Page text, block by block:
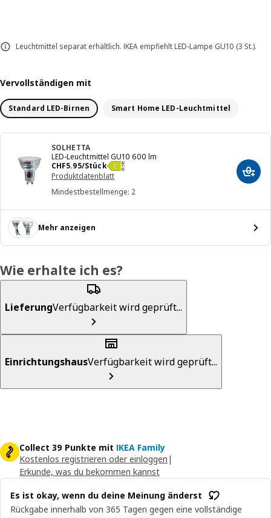
Leuchtmittel separat erhältlich. IKEA empfiehlt LED-Lampe GU10 (3 St.).
Vervollständigen mit
Standard LED-Birnen Smart Home LED-Leuchtmittel
SOLHETTA
LED-Leuchtmittel GU10 600 lm
CHF5.95/Stück
Preis CHF 5.95/Stück
Produktdatenblatt
Mindestbestellmenge: 2
In
Mehr anzeigen
Wie erhalte ich es?
LieferungVerfügbarkeit wird geprüft...
EinrichtungshausVerfügbarkeit wird geprüft...
Collect 39 Punkte mit IKEA Family
Kostenlos registrieren oder einloggen |
Erkunde, was du bekommen kannst
Es ist okay, wenn du deine Meinung änderst
Rückgabe innerhalb von 365 Tagen gegen eine vollständige